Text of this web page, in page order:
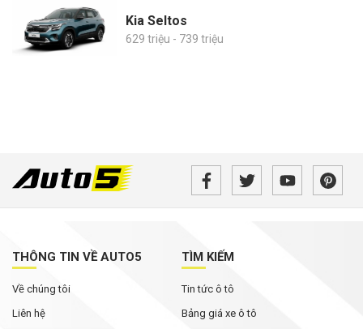
Kia Seltos
629 triệu - 739 triệu
THÔNG TIN VỀ AUTO5
Về chúng tôi
Liên hệ
TÌM KIẾM
Tin tức ô tô
Bảng giá xe ô tô